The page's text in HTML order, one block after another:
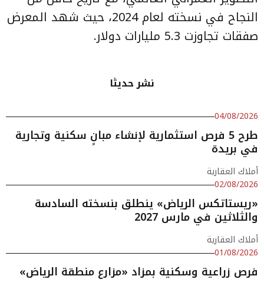
النجاح في نسخته لعام 2024، حيث شهد المعرض
صفقات تجاوزت 5.3 مليارات دولار.
نشر حديثا
04/08/2026
طرح 5 فرص استثمارية لإنشاء مبانٍ سكنية وتجارية
في بريدة
أملاك العقارية
02/08/2026
«ريستاتكس الرياض» ينطلق بنسخته السادسة
والثلاثين في مارس 2027
أملاك العقارية
01/08/2026
فرص زراعية وسكنية بمزاد «مزارع منطقة الرياض»